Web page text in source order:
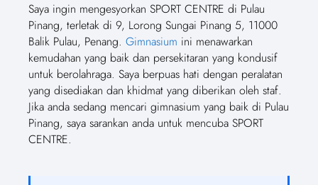
Saya ingin mengesyorkan SPORT CENTRE di Pulau
Pinang, terletak di 9, Lorong Sungai Pinang 5, 11000
Balik Pulau, Penang. Gimnasium ini menawarkan
kemudahan yang baik dan persekitaran yang kondusif
untuk berolahraga. Saya berpuas hati dengan peralatan
yang disediakan dan khidmat yang diberikan oleh staf.
Jika anda sedang mencari gimnasium yang baik di Pulau
Pinang, saya sarankan anda untuk mencuba SPORT
CENTRE.